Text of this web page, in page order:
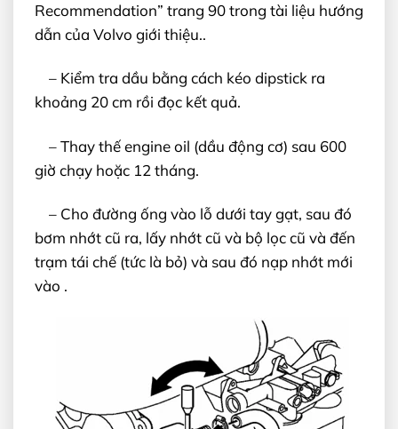
Recommendation” trang 90 trong tài liệu hướng
dẫn của Volvo giới thiệu..
– Kiểm tra dầu bằng cách kéo dipstick ra
khoảng 20 cm rồi đọc kết quả.
– Thay thế engine oil (dầu động cơ) sau 600
giờ chạy hoặc 12 tháng.
– Cho đường ống vào lỗ dưới tay gạt, sau đó
bơm nhớt cũ ra, lấy nhớt cũ và bộ lọc cũ và đến
trạm tái chế (tức là bỏ) và sau đó nạp nhớt mới
vào .